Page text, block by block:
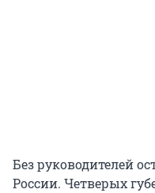
Без руководителей
России. Четверых